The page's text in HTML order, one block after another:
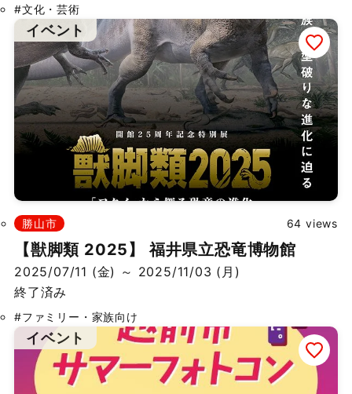
#文化・芸術
勝山市 64 views
【獣脚類 2025】 福井県立恐竜博物館
2025/07/11 (金) ～ 2025/11/03 (月)
終了済み
#ファミリー・家族向け
イベント
イベント